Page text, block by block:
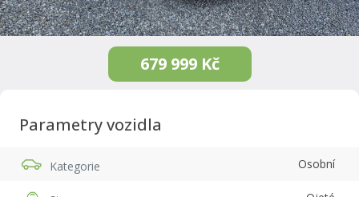
679 999 Kč
Parametry vozidla
Kategorie Osobní